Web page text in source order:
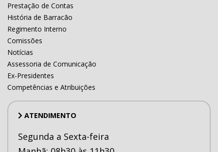
Prestação de Contas
História de Barracão
Regimento Interno
Comissões
Notícias
Assessoria de Comunicação
Ex-Presidentes
Competências e Atribuições
ATENDIMENTO
Segunda a Sexta-feira